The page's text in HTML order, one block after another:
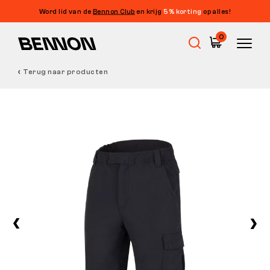
Word lid van de Bennon Club en krijg 5% korting op alles!
0
Vrijetijdsschoenen
Terug naar producten